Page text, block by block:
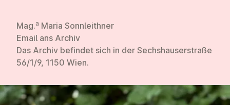
Mag.a Maria Sonnleithner
Email ans Archiv
Das Archiv befindet sich in der Sechshauserstraße
56/1/9, 1150 Wien.